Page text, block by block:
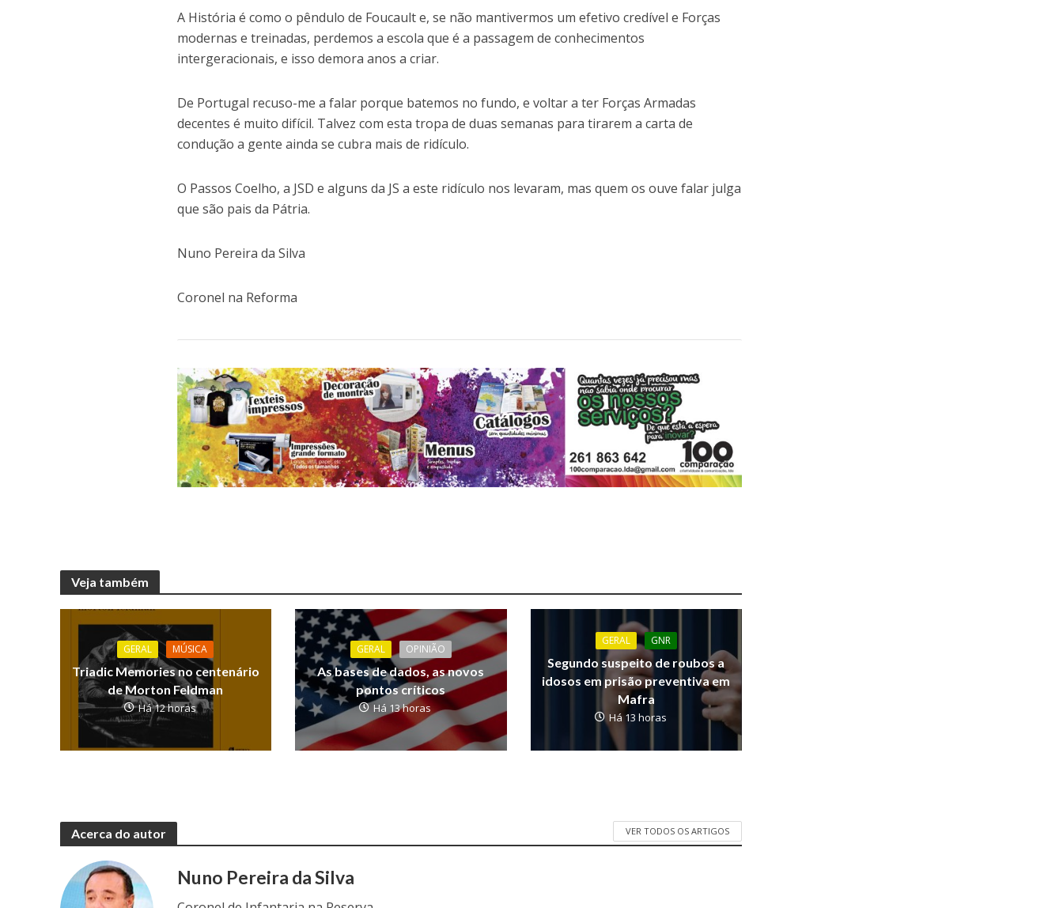
A História é como o pêndulo de Foucault e, se não mantivermos um efetivo credível e Forças
modernas e treinadas, perdemos a escola que é a passagem de conhecimentos
intergeracionais, e isso demora anos a criar.
De Portugal recuso-me a falar porque batemos no fundo, e voltar a ter Forças Armadas
decentes é muito difícil. Talvez com esta tropa de duas semanas para tirarem a carta de
condução a gente ainda se cubra mais de ridículo.
O Passos Coelho, a JSD e alguns da JS a este ridículo nos levaram, mas quem os ouve falar julga
que são pais da Pátria.
Nuno Pereira da Silva
Coronel na Reforma
Veja também
GERAL MÚSICA
Triadic Memories no centenário
de Morton Feldman
Há 12 horas
GERAL OPINIÃO
As bases de dados, as novos
pontos críticos
Há 13 horas
GERAL GNR
Segundo suspeito de roubos a
idosos em prisão preventiva em
Mafra
Há 13 horas
Acerca do autor VER TODOS OS ARTIGOS
Nuno Pereira da Silva